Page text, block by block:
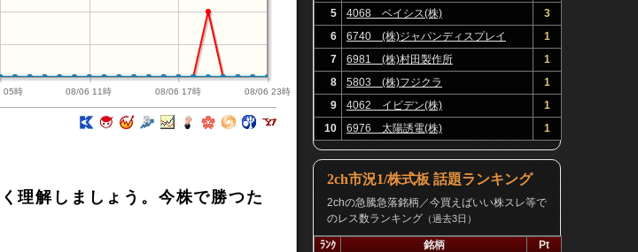
05時 08/06 11時 08/06 17時 08/06 23時
理解しましょう。今株で勝つた
5
4068 ベイシス(株)
3
6
6740 (株)ジャパンディスプレイ
1
7
6981 (株)村田製作所
1
8
5803 (株)フジクラ
1
9
4062 イビデン(株)
1
10
6976 太陽誘電(株) 1
2ch市況1/株式板 話題ランキング
2chの急騰急落銘柄／今買えばいい株スレ等で
のレス数ランキング（過去3日）
ﾗﾝｸ 銘柄
Pt